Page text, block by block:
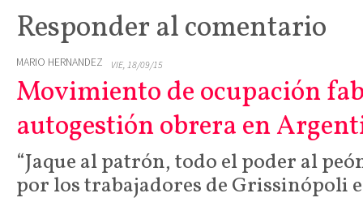
Responder al comentario
MARIO HERNANDEZ VIE, 18/09/15
Movimiento de ocupación
autogestión obrera en
“Jaque al patrón, todo el poder al
por los trabajadores de Grissinópoli